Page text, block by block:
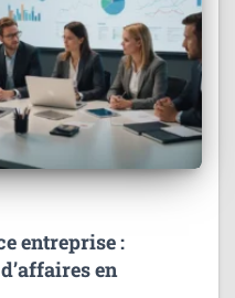
entreprise :
en